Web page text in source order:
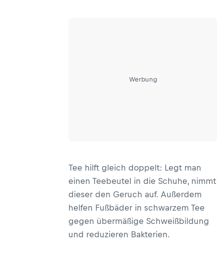
Werbung
Tee hilft gleich doppelt: Legt man
einen Teebeutel in die Schuhe, nimmt
dieser den Geruch auf. Außerdem
helfen Fußbäder in schwarzem Tee
gegen übermäßige Schweißbildung
und reduzieren Bakterien.